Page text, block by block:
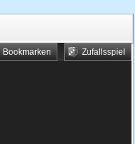
Zufallsspiel
Bookmarken